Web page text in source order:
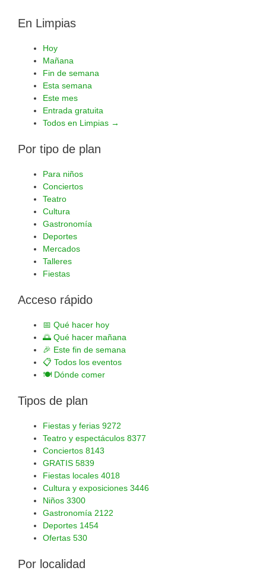
En Limpias
Hoy
Mañana
Fin de semana
Esta semana
Este mes
Entrada gratuita
Todos en Limpias →
Por tipo de plan
Para niños
Conciertos
Teatro
Cultura
Gastronomía
Deportes
Mercados
Talleres
Fiestas
Acceso rápido
📅 Qué hacer hoy
🌅 Qué hacer mañana
🎉 Este fin de semana
📋 Todos los eventos
🍽️ Dónde comer
Tipos de plan
Fiestas y ferias 9272
Teatro y espectáculos 8377
Conciertos 8143
GRATIS 5839
Fiestas locales 4018
Cultura y exposiciones 3446
Niños 3300
Gastronomía 2122
Deportes 1454
Ofertas 530
Por localidad